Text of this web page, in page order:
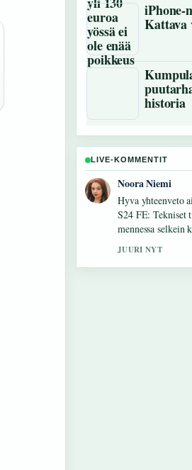
Kattava
historia
LIVE-KOMMENTIT
Oskari Lehtinen
Seuraan
verkkokauppa ja
tarkasti – arvostan
3 MIN SITTEN